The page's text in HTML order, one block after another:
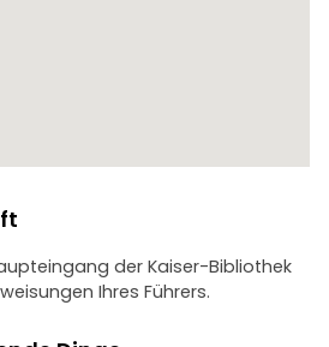
der Kaiser-Bibliothek
Ihres Führers.